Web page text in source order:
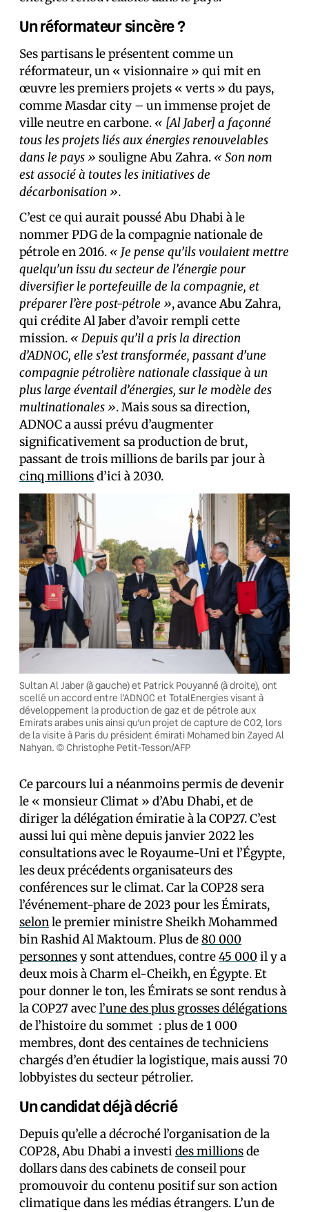
Un réformateur sincère ?
Ses partisans le présentent comme un
réformateur, un « visionnaire » qui mit en
œuvre les premiers projets « verts » du pays,
comme Masdar city – un immense projet de
ville neutre en carbone. « [Al Jaber] a façonné
tous les projets liés aux énergies renouvelables
dans le pays » souligne Abu Zahra. « Son nom
est associé à toutes les initiatives de
décarbonisation ».
C’est ce qui aurait poussé Abu Dhabi à le
nommer PDG de la compagnie nationale de
pétrole en 2016. « Je pense qu’ils voulaient mettre
quelqu’un issu du secteur de l’énergie pour
diversifier le portefeuille de la compagnie, et
préparer l’ère post-pétrole », avance Abu Zahra,
qui crédite Al Jaber d’avoir rempli cette
mission. « Depuis qu’il a pris la direction
d’ADNOC, elle s’est transformée, passant d’une
compagnie pétrolière nationale classique à un
plus large éventail d’énergies, sur le modèle des
multinationales ». Mais sous sa direction,
ADNOC a aussi prévu d’augmenter
significativement sa production de brut,
passant de trois millions de barils par jour à
cinq millionsd’ici à 2030.
Sultan Al Jaber (à gauche) et Patrick Pouyanné (à droite), ont
scellé un accord entre l’ADNOC et TotalEnergies visant à
développement la production de gaz et de pétrole aux
Emirats arabes unis ainsi qu’un projet de capture de CO2, lors
de la visite à Paris du président émirati Mohamed bin Zayed Al
Nahyan. © Christophe Petit-Tesson/AFP
Ce parcours lui a néanmoins permis de devenir
le « monsieur Climat » d’Abu Dhabi, et de
diriger la délégation émiratie à la COP27. C’est
aussi lui qui mène depuis janvier 2022 les
consultations avec le Royaume-Uni et l’Égypte,
les deux précédents organisateurs des
conférences sur le climat. Car la COP28 sera
l’événement-phare de 2023 pour les Émirats,
selonle premier ministre Sheikh Mohammed
bin Rashid Al Maktoum. Plus de80 000
personnesy sont attendues, contre45 000 il y a
deux mois à Charm el-Cheikh, en Égypte. Et
pour donner le ton, les Émirats se sont rendus à
la COP27 avec l’une des plus grosses délégations
de l’histoire du sommet : plus de 1 000
membres, dont des centaines de techniciens
chargés d’en étudier la logistique, mais aussi 70
lobbyistes du secteur pétrolier.
Un candidat déjà décrié
Depuis qu’elle a décroché l’organisation de la
COP28, Abu Dhabi a investi des millionsde
dollars dans des cabinets de conseil pour
promouvoir du contenu positif sur son action
climatique dans les médias étrangers. L’un de